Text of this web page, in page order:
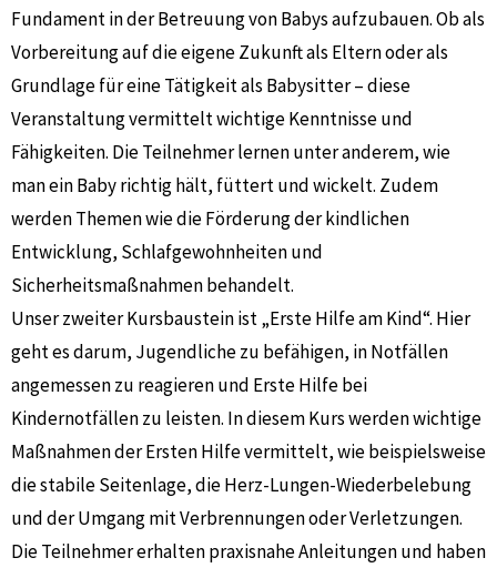
Fundament in der Betreuung von Babys aufzubauen. Ob als
Vorbereitung auf die eigene Zukunft als Eltern oder als
Grundlage für eine Tätigkeit als Babysitter – diese
Veranstaltung vermittelt wichtige Kenntnisse und
Fähigkeiten. Die Teilnehmer lernen unter anderem, wie
man ein Baby richtig hält, füttert und wickelt. Zudem
werden Themen wie die Förderung der kindlichen
Entwicklung, Schlafgewohnheiten und
Sicherheitsmaßnahmen behandelt.
Unser zweiter Kursbaustein ist „Erste Hilfe am Kind“. Hier
geht es darum, Jugendliche zu befähigen, in Notfällen
angemessen zu reagieren und Erste Hilfe bei
Kindernotfällen zu leisten. In diesem Kurs werden wichtige
Maßnahmen der Ersten Hilfe vermittelt, wie beispielsweise
die stabile Seitenlage, die Herz-Lungen-Wiederbelebung
und der Umgang mit Verbrennungen oder Verletzungen.
Die Teilnehmer erhalten praxisnahe Anleitungen und haben